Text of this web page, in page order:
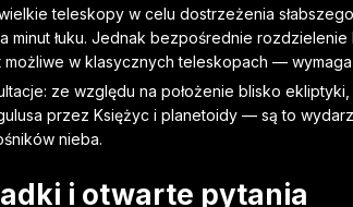
teleskopy w celu dostrzeżenia
minut łuku. Jednak bezpośrednie
możliwe w klasycznych teleskopach —
ze względu na położenie blisko
przez Księżyc i planetoidy — są to
nieba.
i otwarte pytania